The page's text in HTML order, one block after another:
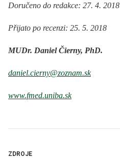
Doručeno do redakce: 27. 4. 2018
Přijato po recenzi: 25. 5. 2018
MUDr. Daniel Čierny, PhD.
daniel.cierny@zoznam.sk
www.fmed.uniba.sk
ZDROJE